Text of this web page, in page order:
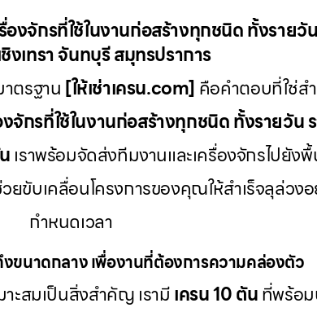
องจักรที่ใช้ในงานก่อสร้างทุกชนิด ทั้งราย
ชิงเทรา จันทบุรี สมุทรปราการ
ตรฐาน [ให้เช่าเครน.com] คือคำตอบที่ใช่ส
งจักรที่ใช้ในงานก่อสร้างทุกชนิด ทั้งรายวัน
เราพร้อมจัดส่งทีมงานและเครื่องจักรไปยัง
ยขับเคลื่อนโครงการของคุณให้สำเร็จลุล่วง
กำหนดเวลา
งขนาดกลาง เพื่องานที่ต้องการความคล่องตัว
ะสมเป็นสิ่งสำคัญ เรามีเครน 10 ตันที่พร้อ